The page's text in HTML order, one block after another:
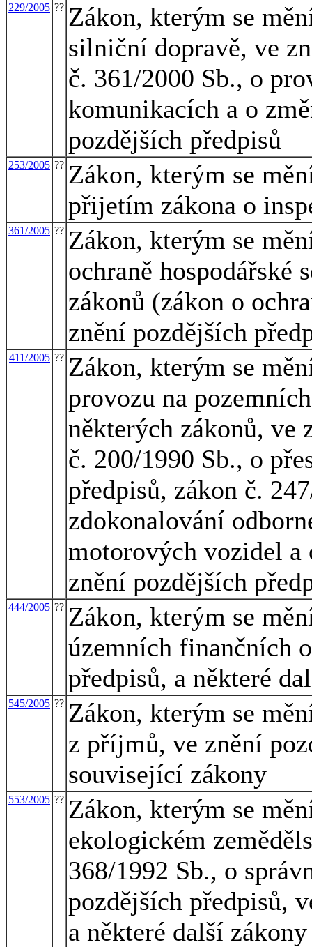
229/2005 ?? Zákon, kterým se
silniční dopravě, ve
č. 361/2000 Sb., o
komunikacích a o
pozdějších předpisů
253/2005 ?? Zákon, kterým se
přijetím zákona o
361/2005 ?? Zákon, kterým se
ochraně hospodářské
zákonů (zákon o
znění pozdějších
411/2005 ?? Zákon, kterým se
provozu na
některých zákonů, ve
č. 200/1990 Sb., o
předpisů, zákon č.
zdokonalování
motorových vozidel a
znění pozdějších
444/2005 ?? Zákon, kterým se
územních finančních
předpisů, a některé
545/2005 ?? Zákon, kterým se
z příjmů, ve znění
související zákony
553/2005 ?? Zákon, kterým se
ekologickém
368/1992 Sb., o
pozdějších předpisů,
a některé další zákony